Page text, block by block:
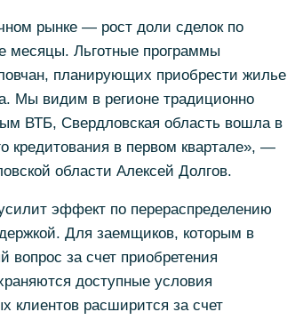
рынке — рост доли сделок по
месяцы. Льготные программы
планирующих приобрести жилье
Мы видим в регионе традиционно
ВТБ, Свердловская область вошла в
кредитования в первом квартале», —
области Алексей Долгов.
эффект по перераспределению
Для заемщиков, которым в
за счет приобретения
доступные условия
клиентов расширится за счет